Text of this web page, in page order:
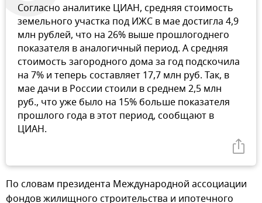
Согласно аналитике ЦИАН, средняя стоимость
земельного участка под ИЖС в мае достигла 4,9
млн рублей, что на 26% выше прошлогоднего
показателя в аналогичный период. А средняя
стоимость загородного дома за год подскочила
на 7% и теперь составляет 17,7 млн руб. Так, в
мае дачи в России стоили в среднем 2,5 млн
руб., что уже было на 15% больше показателя
прошлого года в этот период, сообщают в
ЦИАН.
По словам президента Международной ассоциации
фондов жилищного строительства и ипотечного